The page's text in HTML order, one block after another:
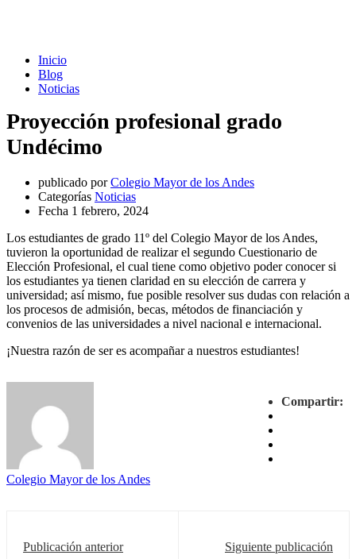
Inicio
Blog
Noticias
Proyección profesional grado
Undécimo
publicado por Colegio Mayor de los Andes
Categorías Noticias
Fecha 1 febrero, 2024
Los estudiantes de grado 11º del Colegio Mayor de los Andes,
tuvieron la oportunidad de realizar el segundo Cuestionario de
Elección Profesional, el cual tiene como objetivo poder conocer si
los estudiantes ya tienen claridad en su elección de carrera y
universidad; así mismo, fue posible resolver sus dudas con relación a
los procesos de admisión, becas, métodos de financiación y
convenios de las universidades a nivel nacional e internacional.
¡Nuestra razón de ser es acompañar a nuestros estudiantes!
Compartir:
Colegio Mayor de los Andes
Publicación anterior Siguiente publicación